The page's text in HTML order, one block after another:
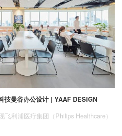
曼谷办公设计 | YAAF DESIGN
利浦医疗集团（Philips Healthcare）